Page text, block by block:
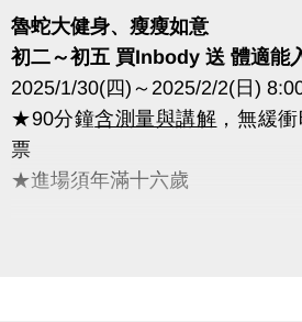
魯蛇大健身、瘦瘦如意
初二～初五 買Inbody 送 體適能
2025/1/30(四)～2025/2/2(日)
★90分鐘含測量與講解 ，無緩
票
★進場須年滿十六歲
1.Inbody測量及贈送之體適能